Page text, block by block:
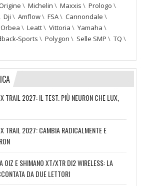
\ Michelin \ Maxxis \ Prologo \
Dji \ Amflow\ FSA\ Cannondale \
Orbea \ Leatt\ Vittoria \ Yamaha \
Sports \ Polygon \ Selle SMP \ TQ \
TRAIL 2027: IL TEST. PIÙ NEURON CHE LUX,
TRAIL 2027: CAMBIA RADICALMENTE E
OIZ E SHIMANO XT/XTR DI2 WIRELESS: LA
DA DUE LETTORI